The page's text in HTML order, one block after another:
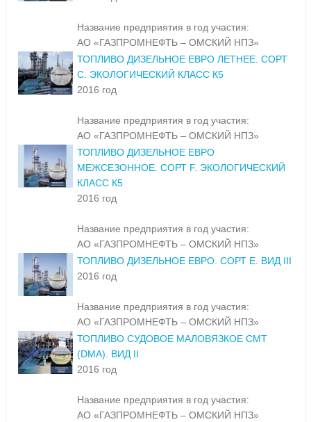
Название предприятия в год участия:
АО «ГАЗПРОМНЕФТЬ – ОМСКИЙ НПЗ»
ТОПЛИВО ДИЗЕЛЬНОЕ ЕВРО ЛЕТНЕЕ. СОРТ
С. ЭКОЛОГИЧЕСКИЙ КЛАСС К5
2016 год
Название предприятия в год участия:
АО «ГАЗПРОМНЕФТЬ – ОМСКИЙ НПЗ»
ТОПЛИВО ДИЗЕЛЬНОЕ ЕВРО
МЕЖСЕЗОННОЕ. СОРТ F. ЭКОЛОГИЧЕСКИЙ
КЛАСС К5
2016 год
Название предприятия в год участия:
АО «ГАЗПРОМНЕФТЬ – ОМСКИЙ НПЗ»
ТОПЛИВО ДИЗЕЛЬНОЕ ЕВРО. СОРТ Е. ВИД III
2016 год
Название предприятия в год участия:
АО «ГАЗПРОМНЕФТЬ – ОМСКИЙ НПЗ»
ТОПЛИВО СУДОВОЕ МАЛОВЯЗКОЕ СМТ
(DMA). ВИД II
2016 год
Название предприятия в год участия:
АО «ГАЗПРОМНЕФТЬ – ОМСКИЙ НПЗ»